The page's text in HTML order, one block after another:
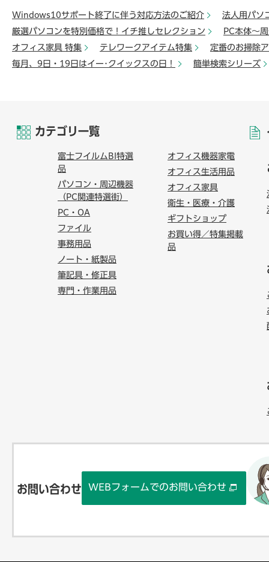
Windows10サポート終了に伴う対応方法のご紹介
法人用パソ
厳選パソコンを特別価格で！イチ推しセレクション
PC本体～
オフィス家具 特集
テレワークアイテム特集
定番のお掃除
毎月、9日・19日はイー･クイックスの日！
簡単検索シリーズ
カテゴリ一覧
富士フイルムBI特選
品
パソコン・周辺機器
（PC関連特選街）
PC・OA
ファイル
事務用品
ノート・紙製品
筆記具・修正具
専門・作業用品
オフィス機器家電
オフィス生活用品
オフィス家具
衛生・医療・介護
ギフトショップ
お買い得／特集掲載
品
お問い合わせ WEBフォームでのお問い合わせ